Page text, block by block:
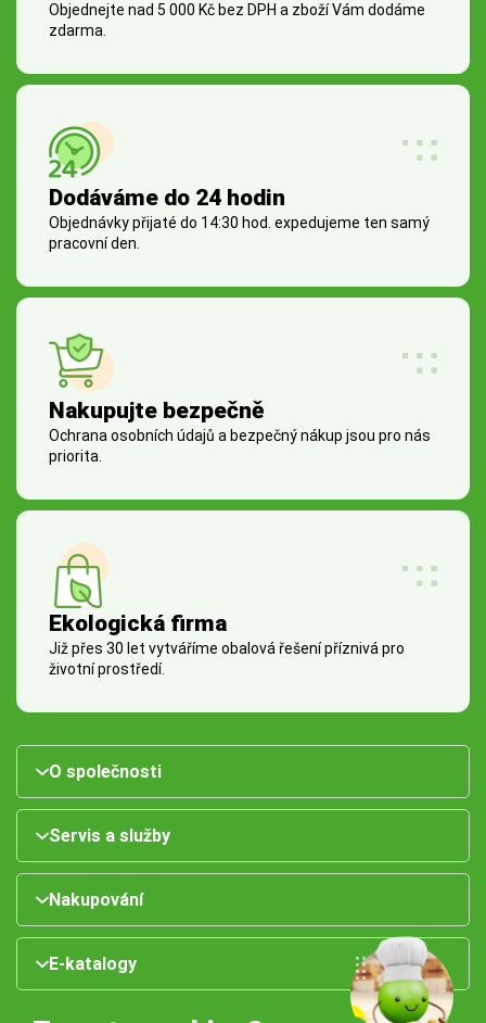
Objednejte nad 5 000 Kč bez DPH a zboží Vám dodáme
zdarma.
Dodáváme do 24 hodin
Objednávky přijaté do 14:30 hod. expedujeme ten samý
pracovní den.
Nakupujte bezpečně
Ochrana osobních údajů a bezpečný nákup jsou pro nás
priorita.
Ekologická firma
Již přes 30 let vytváříme obalová řešení příznivá pro
životní prostředí.
O společnosti
Servis a služby
Nakupování
E-katalogy